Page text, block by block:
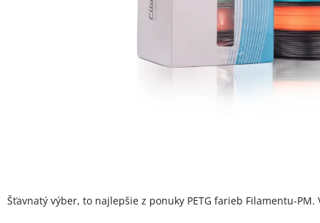
Šťavnatý výber, to najlepšie z ponuky PETG farieb Filamentu-PM.